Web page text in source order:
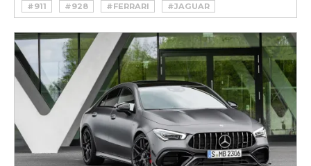
#911 #928 #FERRARI
#JAGUAR
#MERCEDES
#MONDIAL
#PAGANI
#PORSCHE
#R107
#R129
#ROADSTER
#SALONE DI GINEVRA
#SL
#V12
#V8 #XJS